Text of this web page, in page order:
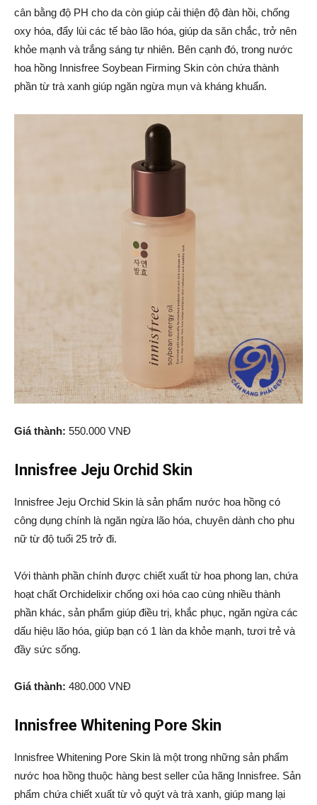
cân bằng độ PH cho da còn giúp cải thiện độ đàn hồi, chống
oxy hóa, đẩy lùi các tế bào lão hóa, giúp da săn chắc, trở nên
khỏe mạnh và trắng sáng tự nhiên. Bên cạnh đó, trong nước
hoa hồng Innisfree Soybean Firming Skin còn chứa thành
phần từ trà xanh giúp ngăn ngừa mụn và kháng khuẩn.
Giá thành: 550.000 VNĐ
Innisfree Jeju Orchid Skin
Innisfree Jeju Orchid Skin là sản phẩm nước hoa hồng có
công dụng chính là ngăn ngừa lão hóa, chuyên dành cho phu
nữ từ độ tuổi 25 trở đi.
Với thành phần chính được chiết xuất từ hoa phong lan, chứa
hoạt chất Orchidelixir chống oxi hóa cao cùng nhiều thành
phần khác, sản phẩm giúp điều trị, khắc phục, ngăn ngừa các
dấu hiệu lão hóa, giúp bạn có 1 làn da khỏe mạnh, tươi trẻ và
đầy sức sống.
Giá thành: 480.000 VNĐ
Innisfree Whitening Pore Skin
Innisfree Whitening Pore Skin là một trong những sản phẩm
nước hoa hồng thuộc hàng best seller của hãng Innisfree. Sản
phẩm chứa chiết xuất từ vỏ quýt và trà xanh, giúp mang lại